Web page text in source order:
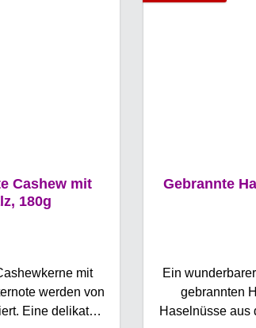
Cashew mit
180g
mit
werden von
Eine delikate
Gebrannte
Ein
gebrannten
Haselnüsse aus